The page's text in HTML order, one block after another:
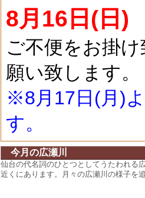
8月16日(日)
ご不便をお掛
願い致します。
※8月17日(月)
す。
今月の広瀬川
仙台の代名詞のひとつとしてうたわれる
近くにあります。月々の広瀬川の様子を